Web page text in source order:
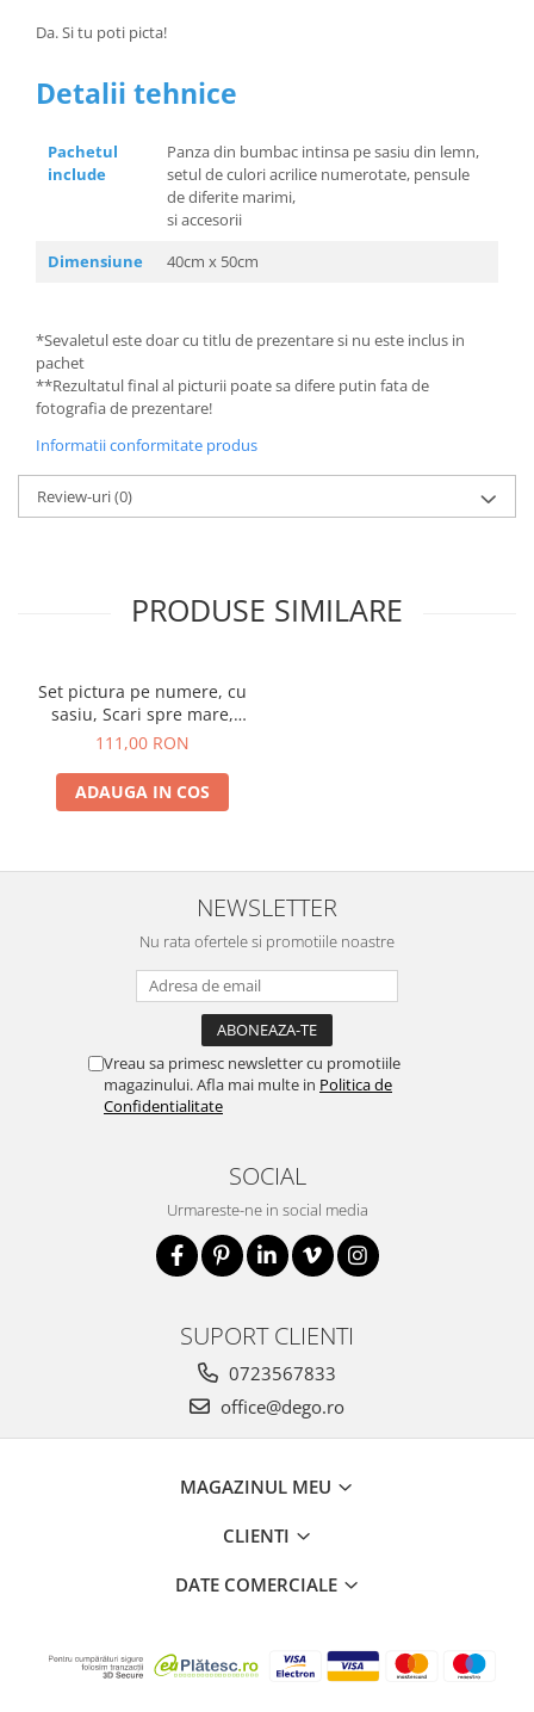
Da. Si tu poti picta!
Detalii tehnice
Pachetul
include
Panza din bumbac intinsa pe sasiu din lemn,
setul de culori acrilice numerotate, pensule
de diferite marimi,
si accesorii
Dimensiune
40cm x 50cm
*Sevaletul este doar cu titlu de prezentare si nu este inclus in
pachet
**Rezultatul final al picturii poate sa difere putin fata de
fotografia de prezentare!
Informatii conformitate produs
Review-uri(0)
PRODUSE SIMILARE
Set pictura pe numere, cu
sasiu, Scari spre mare,
40x50 cm
111,00 RON
ADAUGA IN COS
NEWSLETTER
Nu rata ofertele si promotiile noastre
Vreau sa primesc newsletter cu promotiile
magazinului. Afla mai multe in Politica de
Confidentialitate
SOCIAL
Urmareste-ne in social media
SUPORT CLIENTI
0723567833
office@dego.ro
MAGAZINUL MEU
CLIENTI
DATE COMERCIALE